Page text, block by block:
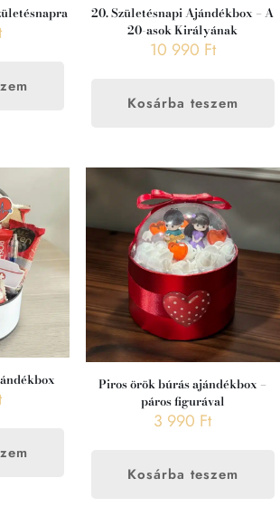
20. Születésnapi Ajándékbox – A
20-asok Királyának
10 990 Ft
Kosárba teszem
Piros örök búrás ajándékbox –
páros figurával
3 990 Ft
Kosárba teszem